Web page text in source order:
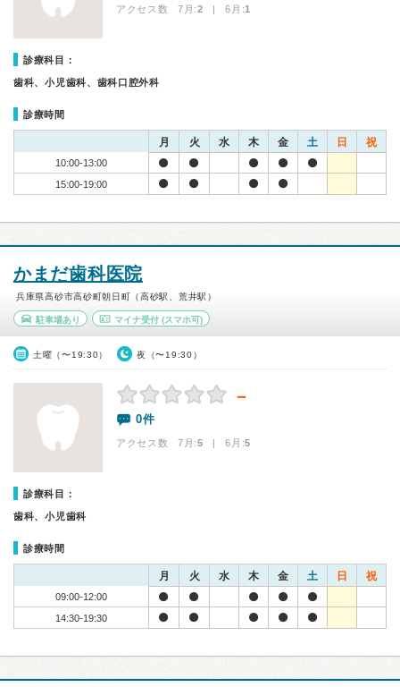
アクセス数 7月:2 | 6月:1
診療科目：
歯科、小児歯科、歯科口腔外科
診療時間
月 火 水 木 金 土 日 祝
10:00-13:00
15:00-19:00
かまだ歯科医院
兵庫県高砂市高砂町朝日町（高砂駅、荒井駅）
駐車場あり マイナ受付(スマホ可)
土曜（〜19:30） 夜（〜19:30）
－
0件
アクセス数 7月:5 | 6月:5
診療科目：
歯科、小児歯科
診療時間
月 火 水 木 金 土 日 祝
09:00-12:00
14:30-19:30